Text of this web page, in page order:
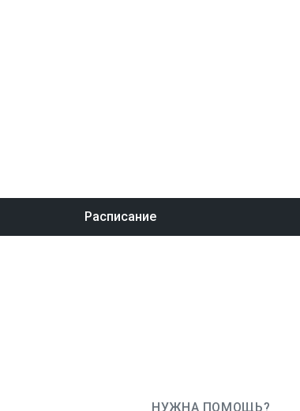
Расписание
НУЖНА ПОМОЩЬ?